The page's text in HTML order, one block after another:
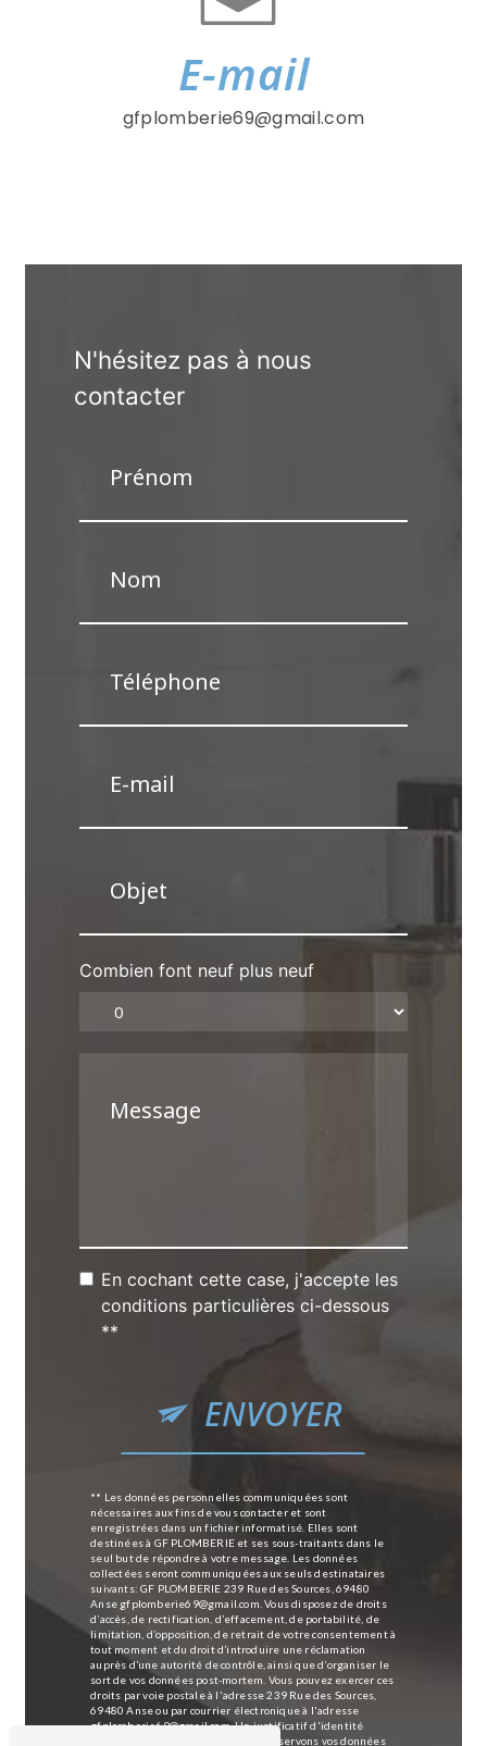
E-mail
gfplomberie69@gmail.com
N'hésitez pas à nous
contacter
Combien font neuf plus neuf
En cochant cette case, j'accepte les
conditions particulières ci-dessous
**
ENVOYER
** Les données personnelles communiquées sont
nécessaires aux fins de vous contacter et sont
enregistrées dans un fichier informatisé. Elles sont
destinées à GF PLOMBERIE et ses sous-traitants dans le
seul but de répondre à votre message. Les données
collectées seront communiquées aux seuls destinataires
suivants: GF PLOMBERIE 239 Rue des Sources, 69480
Anse gfplomberie69@gmail.com. Vous disposez de droits
d’accès, de rectification, d’effacement, de portabilité, de
limitation, d’opposition, de retrait de votre consentement à
tout moment et du droit d’introduire une réclamation
auprès d’une autorité de contrôle, ainsi que d’organiser le
sort de vos données post-mortem. Vous pouvez exercer ces
droits par voie postale à l'adresse 239 Rue des Sources,
69480 Anse ou par courrier électronique à l'adresse
gfplomberie69@gmail.com. Un justificatif d'identité
pourra vous être demandé. Nous conservons vos données